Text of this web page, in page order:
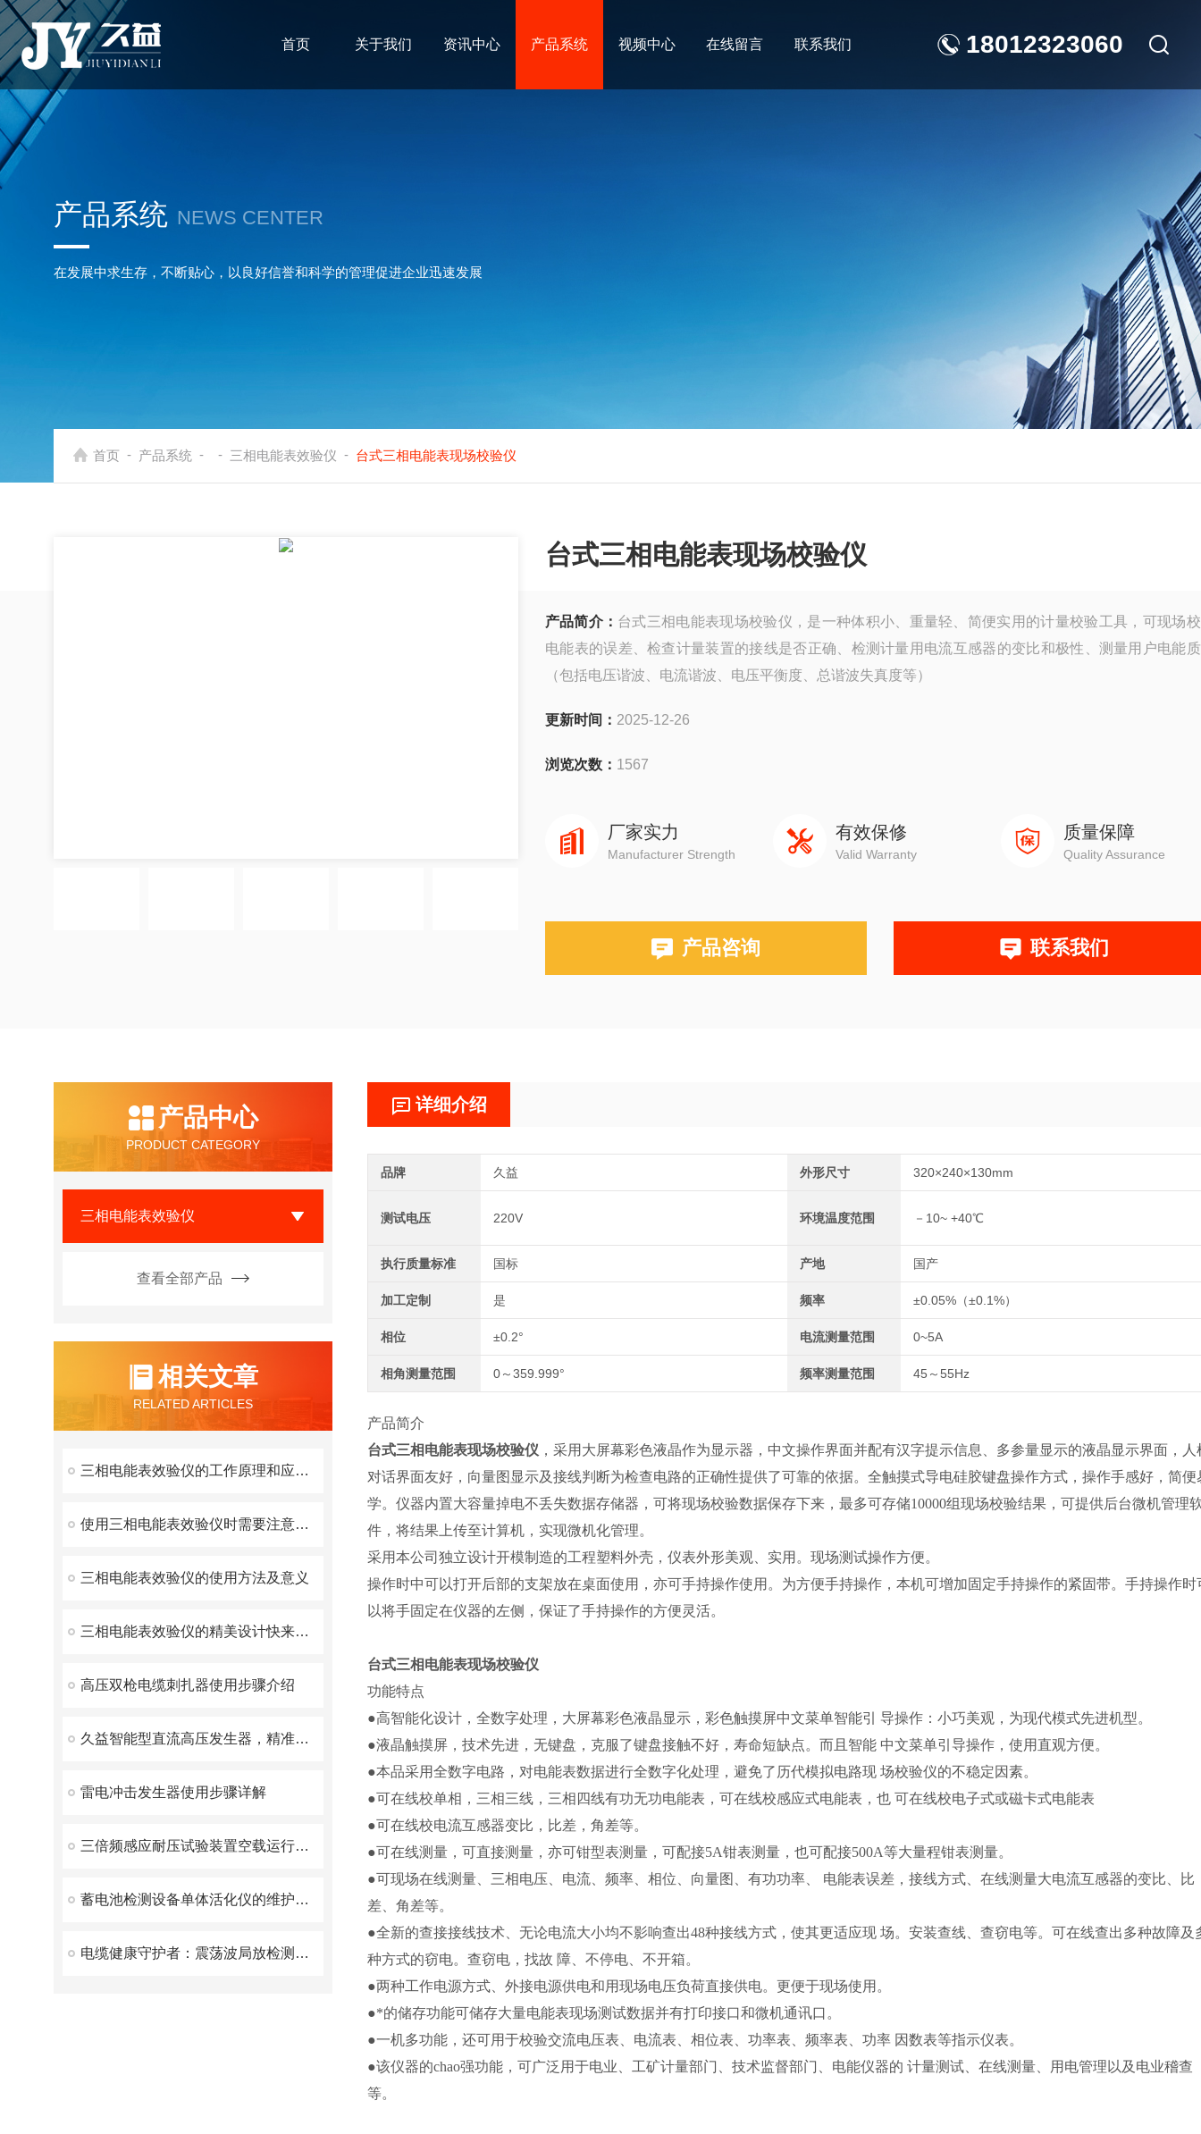
18012323060
首页 关于我们 资讯中心 产品系统 视频中心 在线留言 联系我们
产品系统 NEWS CENTER
在发展中求生存，不断贴心，以良好信誉和科学的管理促进企业迅速发展
首页 - 产品系统 - - 三相电能表效验仪 - 台式三相电能表现场校验仪
台式三相电能表现场校验仪
产品简介： 台式三相电能表现场校验仪，是一种体积小、重量轻、简便实用的计量校验工具，可现场
电能表的误差、检查计量装置的接线是否正确、检测计量用电流互感器的变比和极性、测量用户电能
（包括电压谐波、电流谐波、电压平衡度、总谐波失真度等）
更新时间： 2025-12-26
浏览次数： 1567
厂家实力
Manufacturer Strength
有效保修
Valid Warranty
质量保障
Quality Assurance
产品咨询 联系我们
产品中心
PRODUCT CATEGORY
三相电能表效验仪
查看全部产品
相关文章
RELATED ARTICLES
三相电能表效验仪的工作原理和应用技巧
使用三相电能表效验仪时需要注意以下几点
三相电能表效验仪的使用方法及意义
三相电能表效验仪的精美设计快来看看
高压双枪电缆刺扎器使用步骤介绍
久益智能型直流高压发生器，精准高效的高压测试解决方案
雷电冲击发生器使用步骤详解
三倍频感应耐压试验装置空载运行时间不应过长
蓄电池检测设备单体活化仪的维护如何进行
电缆健康守护者：震荡波局放检测装置揭秘
详细介绍
品牌 久益 外形尺寸 320×240×130mm
测试电压 220V 环境温度范围 －10~ +40℃
执行质量标准 国标 产地 国产
加工定制 是 频率 ±0.05%（±0.1%）
相位 ±0.2° 电流测量范围 0~5A
相角测量范围 0～359.999° 频率测量范围 45～55Hz
产品简介
台式三相电能表现场校验仪 ，采用大屏幕彩色液晶作为显示器，中文操作界面并配有汉字提示信息、多参量显示的液晶显示界面，人
对话界面友好，向量图显示及接线判断为检查电路的正确性提供了可靠的依据。全触摸式导电硅胶键盘操作方式，操作手感好，简便
学。仪器内置大容量掉电不丢失数据存储器，可将现场校验数据保存下来，最多可存储10000组现场校验结果，可提供后台微机管理
件，将结果上传至计算机，实现微机化管理。
采用本公司独立设计开模制造的工程塑料外壳，仪表外形美观、实用。现场测试操作方便。
操作时中可以打开后部的支架放在桌面使用，亦可手持操作使用。为方便手持操作，本机可增加固定手持操作的紧固带。手持操作时
以将手固定在仪器的左侧，保证了手持操作的方便灵活。
台式三相电能表现场校验仪
功能特点
●高智能化设计，全数字处理，大屏幕彩色液晶显示，彩色触摸屏中文菜单智能引 导操作：小巧美观，为现代模式先进机型。
●液晶触摸屏，技术先进，无键盘，克服了键盘接触不好，寿命短缺点。而且智能 中文菜单引导操作，使用直观方便。
●本品采用全数字电路，对电能表数据进行全数字化处理，避免了历代模拟电路现 场校验仪的不稳定因素。
●可在线校单相，三相三线，三相四线有功无功电能表，可在线校感应式电能表，也 可在线校电子式或磁卡式电能表
●可在线校电流互感器变比，比差，角差等。
●可在线测量，可直接测量，亦可钳型表测量，可配接5A钳表测量，也可配接500A等大量程钳表测量。
●可现场在线测量、三相电压、电流、频率、相位、向量图、有功功率、 电能表误差，接线方式、在线测量大电流互感器的变比、比
差、角差等。
●全新的查接接线技术、无论电流大小均不影响查出48种接线方式，使其更适应现 场。安装查线、查窃电等。可在线查出多种故障及
种方式的窃电。查窃电，找故 障、不停电、不开箱。
●两种工作电源方式、外接电源供电和用现场电压负荷直接供电。更便于现场使用。
●*的储存功能可储存大量电能表现场测试数据并有打印接口和微机通讯口。
●一机多功能，还可用于校验交流电压表、电流表、相位表、功率表、频率表、功率 因数表等指示仪表。
●该仪器的chao强功能，可广泛用于电业、工矿计量部门、技术监督部门、电能仪器的 计量测试、在线测量、用电管理以及电业稽查
等。